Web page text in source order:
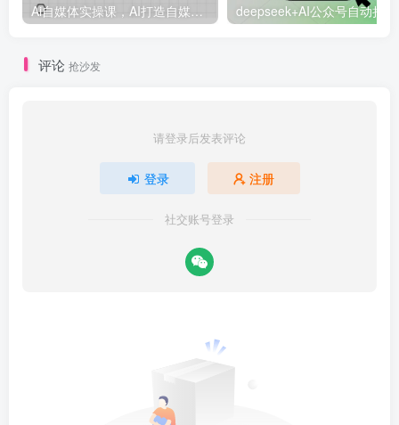
Ai自媒体实操课，AI打造自媒体爆款内容
评论 抢沙发
请登录后发表评论
登录 注册
社交账号登录